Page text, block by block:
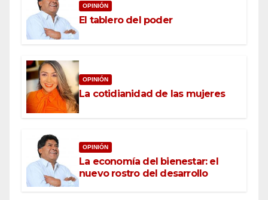
OPINIÓN
El tablero del poder
OPINIÓN
La cotidianidad de las mujeres
OPINIÓN
La economía del bienestar: el
nuevo rostro del desarrollo